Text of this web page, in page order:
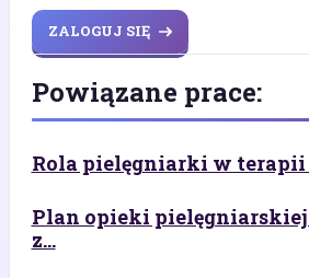
ZALOGUJ SIĘ
Powiązane prace:
Rola pielęgniarki w terapii
Plan opieki
z...